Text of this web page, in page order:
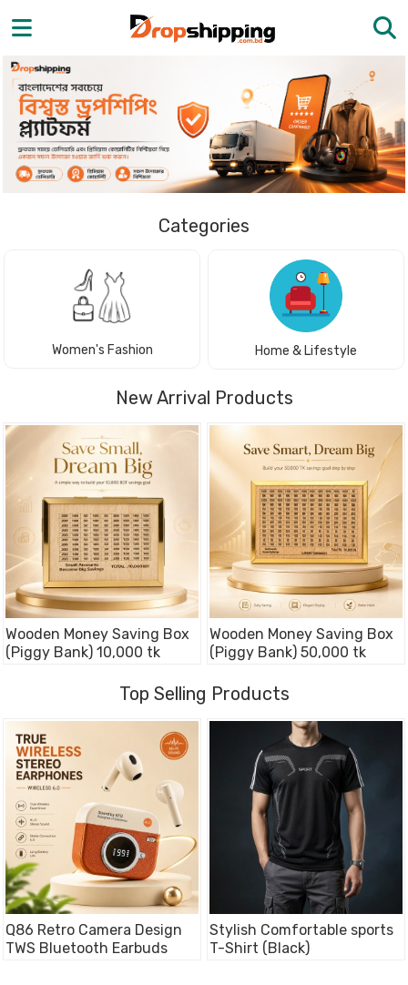
Categories
Women's Fashion Home & Lifestyle
New Arrival Products
Wooden Money Saving Box
(Piggy Bank) 10,000 tk
Wooden Money Saving Box
(Piggy Bank) 50,000 tk
Top Selling Products
Q86 Retro Camera Design
TWS Bluetooth Earbuds
Stylish Comfortable sports
T-Shirt (Black)